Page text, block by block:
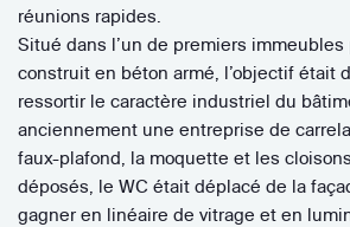
réunions rapides.
Situé dans l’un de premiers immeubles
construit en béton armé, l’objectif était
ressortir le caractère industriel du
anciennement une entreprise de
faux-plafond, la moquette et les
déposés, le WC était déplacé de la
gagner en linéaire de vitrage et en